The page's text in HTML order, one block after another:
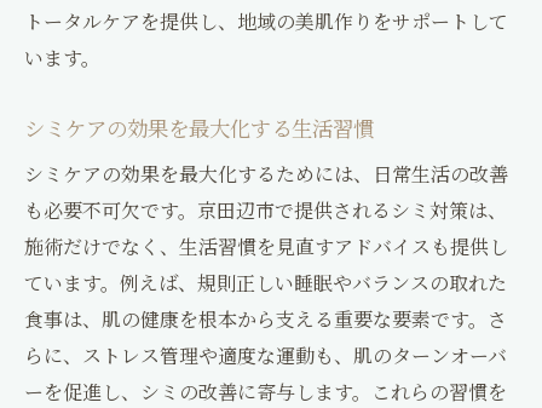
トータルケアを提供し、地域の美肌作りをサポートして
います。
シミケアの効果を最大化する生活習慣
シミケアの効果を最大化するためには、日常生活の改善
も必要不可欠です。京田辺市で提供されるシミ対策は、
施術だけでなく、生活習慣を見直すアドバイスも提供し
ています。例えば、規則正しい睡眠やバランスの取れた
食事は、肌の健康を根本から支える重要な要素です。さ
らに、ストレス管理や適度な運動も、肌のターンオーバ
ーを促進し、シミの改善に寄与します。これらの習慣を